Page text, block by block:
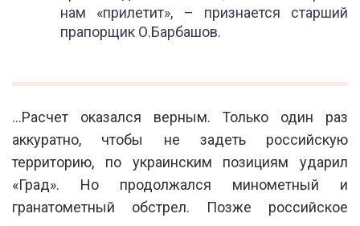
нам «прилетит», – признается старший
прапорщик О.Барбашов.
…Расчет оказался верным. Только один раз
аккуратно, чтобы не задеть российскую
территорию, по украинским позициям ударил
«Град». Но продолжался минометный и
гранатометный обстрел. Позже российское